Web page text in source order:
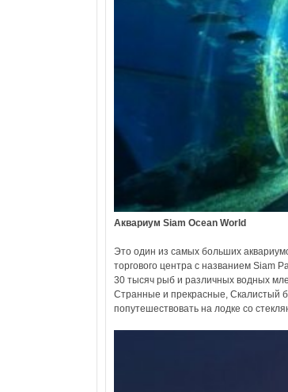
Аквариум Siam Ocean World
Это один из самых больших
торгового центра с названием Siam
30 тысяч рыб и различных водных
Странные и прекрасные, Скалистый
попутешествовать на лодке со